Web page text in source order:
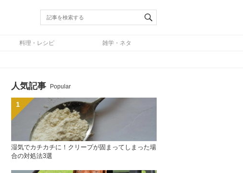
料理・レシピ 雑学・ネタ
人気記事 Popular
湿気でカチカチに！クリープが固まってしまった場
合の対処法3選